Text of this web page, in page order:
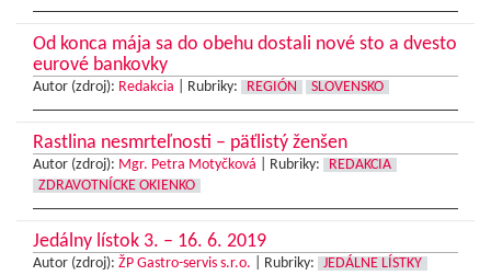
Od konca mája sa do obehu dostali nové sto a dvesto
eurové bankovky
Autor (zdroj): Redakcia Rubriky: REGIÓN SLOVENSKO
Rastlina nesmrteľnosti – päťlistý ženšen
Autor (zdroj): Mgr. Petra Motyčková Rubriky:
REDAKCIA
ZDRAVOTNÍCKE OKIENKO
Jedálny lístok 3. – 16. 6. 2019
Autor (zdroj): ŽP Gastro-servis s.r.o. Rubriky: JEDÁLNE LÍSTKY